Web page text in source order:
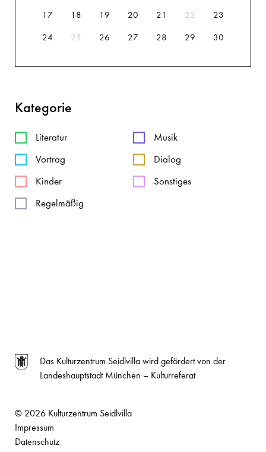
17 18 19 20 21 22 23
24 25 26 27 28 29 30
Kategorie
Literatur
Musik
Vortrag
Dialog
Kinder
Sonstiges
Regelmäßig
Das Kulturzentrum Seidlvilla wird gefördert von der
Landeshauptstadt München – Kulturreferat
© 2026 Kulturzentrum Seidlvilla
Impressum
Datenschutz